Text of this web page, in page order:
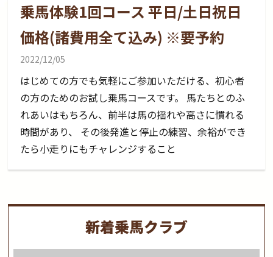
乗馬体験1回コース 平日/土日祝日
価格(諸費用全て込み) ※要予約
2022/12/05
はじめての方でも気軽にご参加いただける、初心者
の方のためのお試し乗馬コースです。 馬たちとのふ
れあいはもちろん、前半は馬の揺れや高さに慣れる
時間があり、 その後発進と停止の練習、余裕ができ
たら小走りにもチャレンジすること
新着乗馬クラブ